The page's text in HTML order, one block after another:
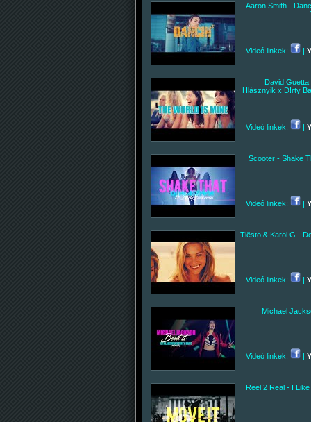
Aaron Smith -
Videó linkek: |
David
Hlásznyik x D!rty
Videó linkek: |
Scooter - Shake
Videó linkek: |
Tiësto & Karol G -
Videó linkek: |
Michael
Videó linkek: |
Reel 2 Real - I